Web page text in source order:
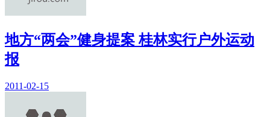
地方“两会”健身提案 桂林实行户外运动
报
2011-02-15